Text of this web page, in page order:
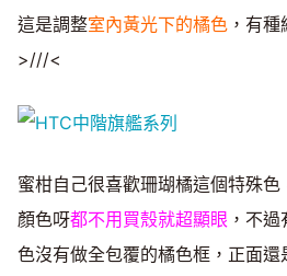
這是調整室內黃光下的橘色 ，有
>///<
蜜柑自己很喜歡珊瑚橘這個特殊
顏色呀都不用買殼就超顯眼 ，不
色沒有做全包覆的橘色框，正面